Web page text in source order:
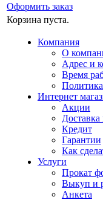
Оформить заказ
Корзина пуста.
Компания
О
Адрес и
Время
Интернет
Акции
Доставка
Кредит
Гарантии
Как
Услуги
Прокат
Выкуп и
Анкета